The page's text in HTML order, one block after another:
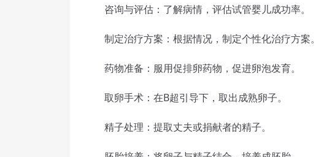
咨询与评估：了解病情，评估试管婴儿成功率。
制定治疗方案：根据情况，制定个性化治疗方案。
药物准备：服用促排卵药物，促进卵泡发育。
取卵手术：在B超引导下，取出成熟卵子。
精子处理：提取丈夫或捐献者的精子。